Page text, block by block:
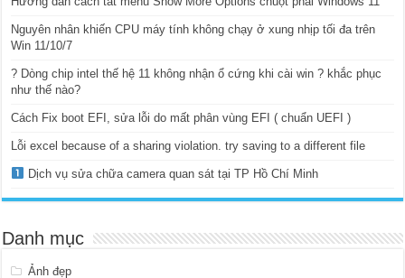
Nguyên nhân khiến CPU máy tính không chạy ở xung nhịp tối đa trên
Win 11/10/7
? Dòng chip intel thế hệ 11 không nhận ổ cứng khi cài win ? khắc phục
như thế nào?
Cách Fix boot EFI, sửa lỗi do mất phân vùng EFI ( chuẩn UEFI )
Lỗi excel because of a sharing violation. try saving to a different file
Dịch vụ sửa chữa camera quan sát tại TP Hồ Chí Minh
Danh mục
Ảnh đẹp